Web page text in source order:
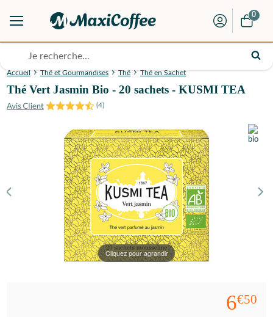
0
Accueil Thé et Gourmandises Thé Thé en Sachet
Thé Vert Jasmin Bio - 20 sachets - KUSMI TEA
(4)
Cliquez pour agrandir
6€50